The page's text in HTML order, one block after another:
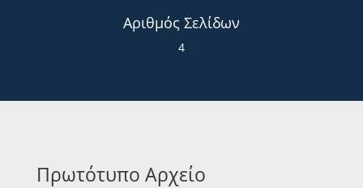
Αριθμός Σελίδων
4
Πρωτότυπο Αρχείο